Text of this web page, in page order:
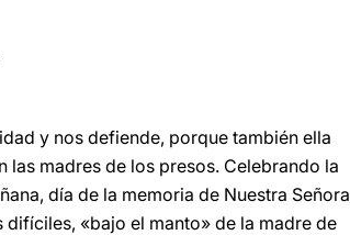
y nos defiende, porque también ella
madres de los presos. Celebrando la
día de la memoria de Nuestra Señora
«bajo el manto» de la madre de